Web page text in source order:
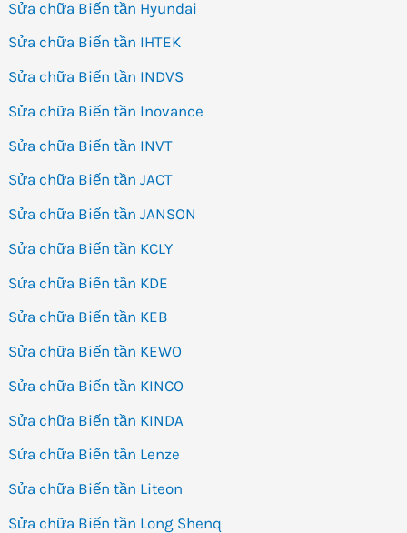
Sửa chữa Biến tần Hyundai
Sửa chữa Biến tần IHTEK
Sửa chữa Biến tần INDVS
Sửa chữa Biến tần Inovance
Sửa chữa Biến tần INVT
Sửa chữa Biến tần JACT
Sửa chữa Biến tần JANSON
Sửa chữa Biến tần KCLY
Sửa chữa Biến tần KDE
Sửa chữa Biến tần KEB
Sửa chữa Biến tần KEWO
Sửa chữa Biến tần KINCO
Sửa chữa Biến tần KINDA
Sửa chữa Biến tần Lenze
Sửa chữa Biến tần Liteon
Sửa chữa Biến tần Long Shenq